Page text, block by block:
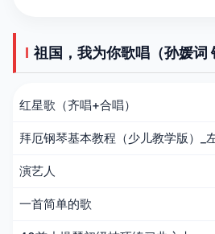
祖国，我为你歌唱（孙媛词
红星歌（齐唱+合唱）
拜厄钢琴基本教程（少儿教学版）_
演艺人
一首简单的歌